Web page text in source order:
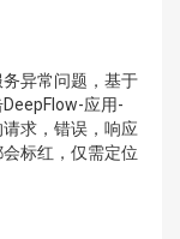
异常问题，基于
应用-
求，错误，响应
标红，仅需定位